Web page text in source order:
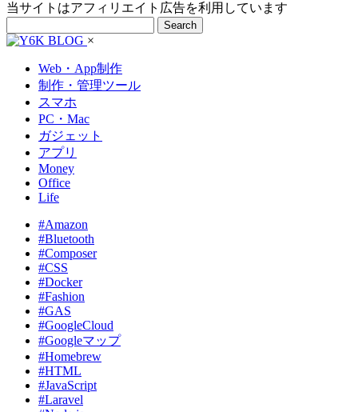
当サイトはアフィリエイト広告を利用しています
Search
×
Web・App制作
制作・管理ツール
スマホ
PC・Mac
ガジェット
アプリ
Money
Office
Life
#Amazon
#Bluetooth
#Composer
#CSS
#Docker
#Fashion
#GAS
#GoogleCloud
#Googleマップ
#Homebrew
#HTML
#JavaScript
#Laravel